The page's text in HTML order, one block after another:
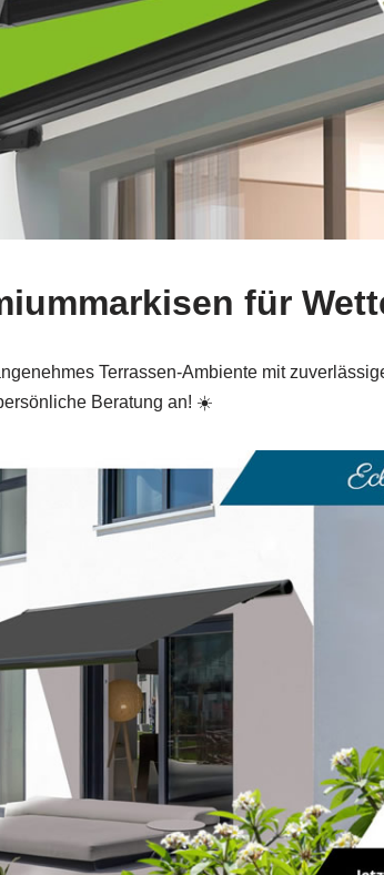
für
Terrassen-Ambiente mit
Beratung an! ☀️